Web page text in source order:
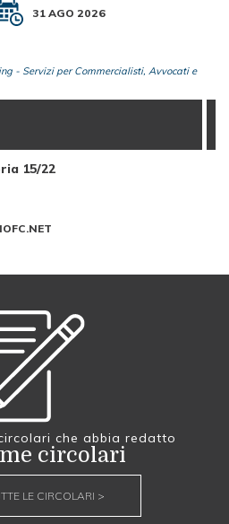
31 AGO 2026
- Servizi per Commercialisti, Avvocati e
15/22
che abbia redatto
circolari
LE CIRCOLARI >